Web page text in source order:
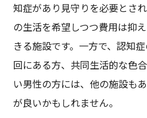
知症があり見守りを必要とさ
の生活を希望しつつ費用は抑
きる施設です。一方で、認知
回にある方、共同生活的な色
い男性の方には、他の施設も
が良いかもしれません。